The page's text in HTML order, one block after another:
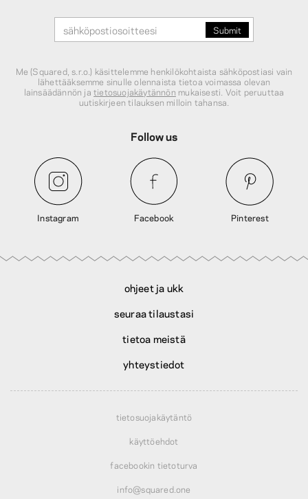
Me (Squared, s.r.o.) käsittelemme henkilökohtaista sähköpostiasi vain
lähettääksemme sinulle olennaista tietoa voimassa olevan
lainsäädännön jatietosuojakäytännön mukaisesti. Voit peruuttaa
uutiskirjeen tilauksen milloin tahansa.
Follow us
Instagram Facebook Pinterest
ohjeet ja ukk
seuraa tilaustasi
tietoa meistä
yhteystiedot
tietosuojakäytäntö
käyttöehdot
facebookin tietoturva
info@squared.one